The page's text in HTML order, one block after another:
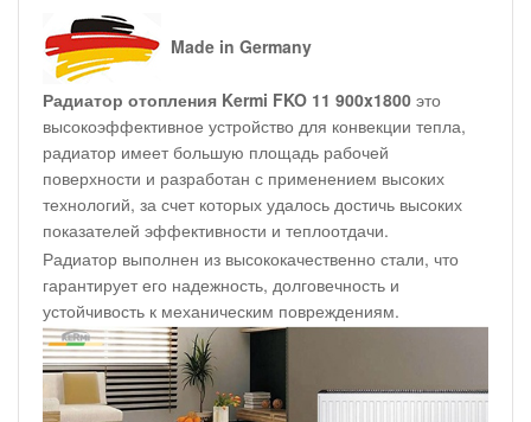
Made in Germany
Радиатор отопления Kermi FKO 11 900x1800 это
высокоэффективное устройство для конвекции тепла,
радиатор имеет большую площадь рабочей
поверхности и разработан с применением высоких
технологий, за счет которых удалось достичь высоких
показателей эффективности и теплоотдачи.
Радиатор выполнен из высококачественно стали, что
гарантирует его надежность, долговечность и
устойчивость к механическим повреждениям.